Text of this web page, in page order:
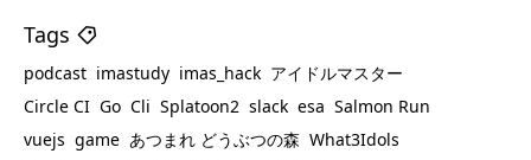
Tags
podcast imastudy imas_hack アイドルマスター
Circle CI Go Cli Splatoon2 slack esa Salmon Run
vuejs game あつまれ どうぶつの森 What3Idols